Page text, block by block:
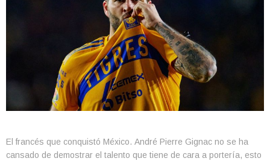
El francés que conquistó México. André Pierre Gignac no se ha
cansado de demostrar el talento que tiene de cara a portería, esto